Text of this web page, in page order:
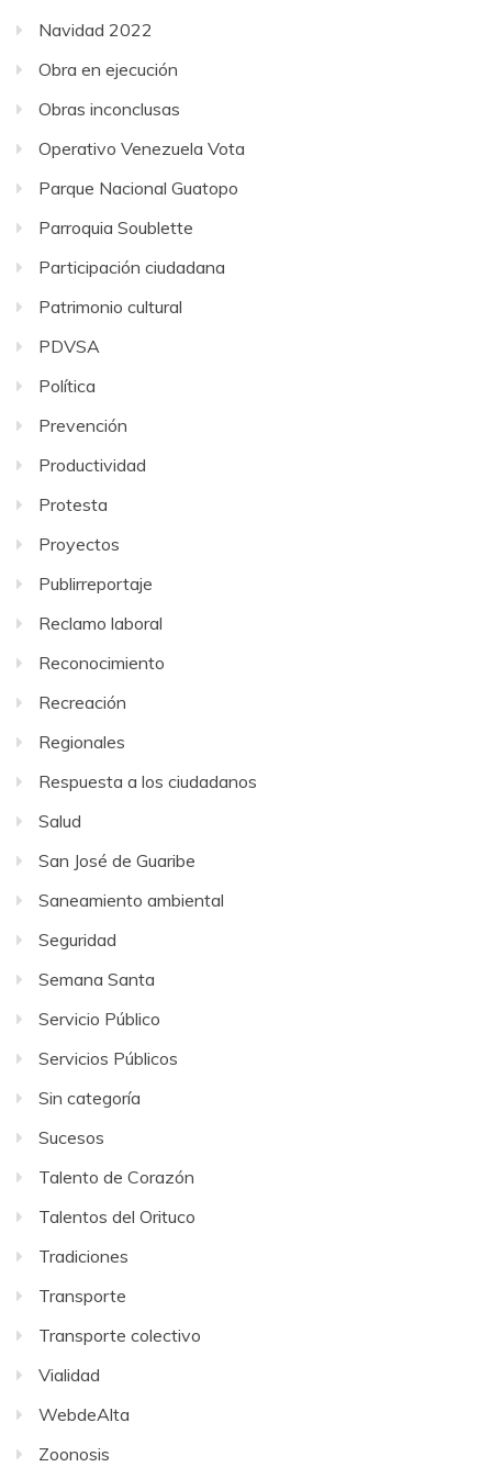
Navidad 2022
Obra en ejecución
Obras inconclusas
Operativo Venezuela Vota
Parque Nacional Guatopo
Parroquia Soublette
Participación ciudadana
Patrimonio cultural
PDVSA
Política
Prevención
Productividad
Protesta
Proyectos
Publirreportaje
Reclamo laboral
Reconocimiento
Recreación
Regionales
Respuesta a los ciudadanos
Salud
San José de Guaribe
Saneamiento ambiental
Seguridad
Semana Santa
Servicio Público
Servicios Públicos
Sin categoría
Sucesos
Talento de Corazón
Talentos del Orituco
Tradiciones
Transporte
Transporte colectivo
Vialidad
WebdeAlta
Zoonosis